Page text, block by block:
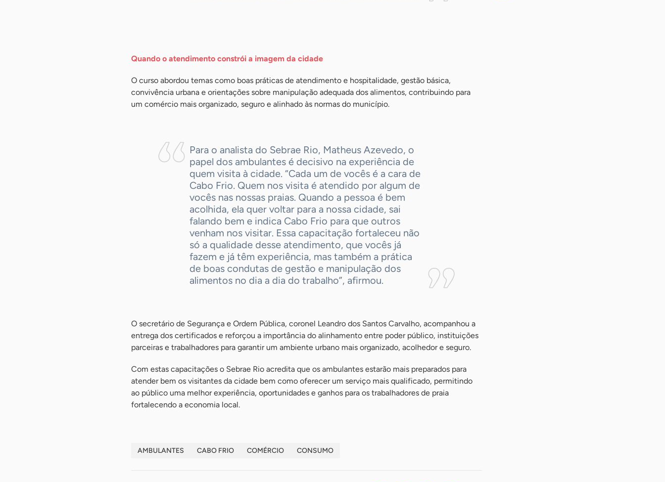
Quando o atendimento constrói a imagem da cidade
O curso abordou temas como boas práticas de atendimento e hospitalidade, gestão básica,
convivência urbana e orientações sobre manipulação adequada dos alimentos, contribuindo para
um comércio mais organizado, seguro e alinhado às normas do município.
Para o analista do Sebrae Rio, Matheus Azevedo, o
papel dos ambulantes é decisivo na experiência de
quem visita à cidade. “Cada um de vocês é a cara de
Cabo Frio. Quem nos visita é atendido por algum de
vocês nas nossas praias. Quando a pessoa é bem
acolhida, ela quer voltar para a nossa cidade, sai
falando bem e indica Cabo Frio para que outros
venham nos visitar. Essa capacitação fortaleceu não
só a qualidade desse atendimento, que vocês já
fazem e já têm experiência, mas também a prática
de boas condutas de gestão e manipulação dos
alimentos no dia a dia do trabalho”, afirmou.
O secretário de Segurança e Ordem Pública, coronel Leandro dos Santos Carvalho, acompanhou a
entrega dos certificados e reforçou a importância do alinhamento entre poder público, instituições
parceiras e trabalhadores para garantir um ambiente urbano mais organizado, acolhedor e seguro.
Com estas capacitações o Sebrae Rio acredita que os ambulantes estarão mais preparados para
atender bem os visitantes da cidade bem como oferecer um serviço mais qualificado, permitindo
ao público uma melhor experiência, oportunidades e ganhos para os trabalhadores de praia
fortalecendo a economia local.
AMBULANTES CABO FRIO COMÉRCIO CONSUMO